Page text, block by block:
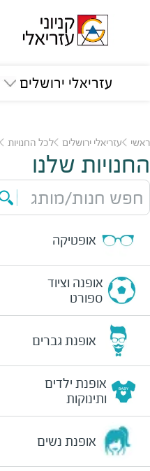
עזריאלי ירושלים
ראשי עזריאלי ירושלים לכל החנויות
החנויות שלנו
חפש חנות/מותג
אופטיקה
אופנה וציוד
ספורט
אופנת גברים
אופנת ילדים
ותינוקות
אופנת נשים